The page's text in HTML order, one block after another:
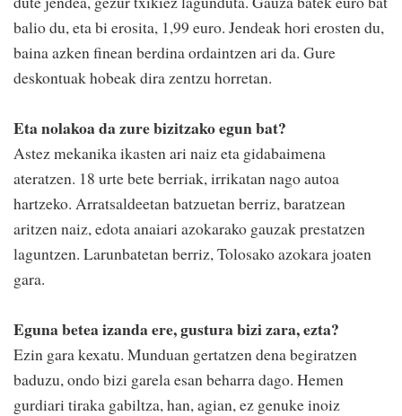
balio du, eta bi erosita, 1,99 euro. Jendeak hori erosten du,
baina azken finean berdina ordaintzen ari da. Gure
deskontuak hobeak dira zentzu horretan.
Eta nolakoa da zure bizitzako egun bat?
Astez mekanika ikasten ari naiz eta gidabaimena
ateratzen. 18 urte bete berriak, irrikatan nago autoa
hartzeko. Arratsaldeetan batzuetan berriz, baratzean
aritzen naiz, edota anaiari azokarako gauzak prestatzen
laguntzen. Larunbatetan berriz, Tolosako azokara joaten
gara.
Eguna betea izanda ere, gustura bizi zara, ezta?
Ezin gara kexatu. Munduan gertatzen dena begiratzen
baduzu, ondo bizi garela esan beharra dago. Hemen
gurdiari tiraka gabiltza, han, agian, ez genuke inoiz